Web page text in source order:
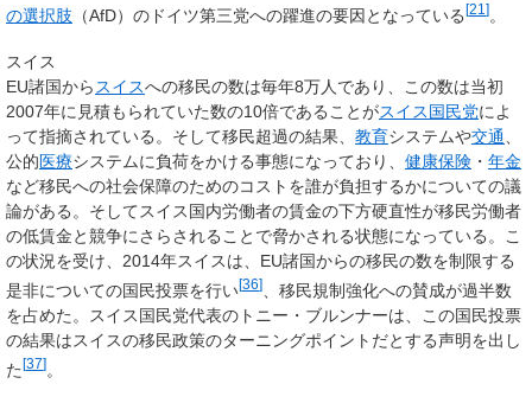
の選択肢 （AfD）のドイツ第三党への躍進の要因となっている [21 ] 。
スイス
EU諸国からスイスへの移民の数は毎年8万人であり、この数は当初
2007年に見積もられていた数の10倍であることがスイス国民党によ
って指摘されている。そして移民超過の結果、 教育システムや交通、
公的医療システムに負荷をかける事態になっており、 健康保険 ・ 年金
など移民への社会保障のためのコストを誰が負担するかについての議
論がある。そしてスイス国内労働者の賃金の下方硬直性が移民労働者
の低賃金と競争にさらされることで脅かされる状態になっている。こ
の状況を受け、2014年スイスは、EU諸国からの移民の数を制限する
是非についての国民投票を行い[36]
、移民規制強化への賛成が過半数
を占めた。スイス国民党代表のトニー・ブルンナーは、この国民投票
の結果はスイスの移民政策のターニングポイントだとする声明を出し
た[37]。